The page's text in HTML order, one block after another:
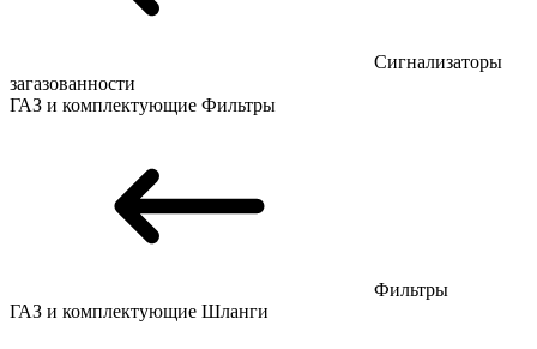
Сигнализаторы
загазованности
ГАЗ и комплектующие Фильтры
Фильтры
ГАЗ и комплектующие Шланги